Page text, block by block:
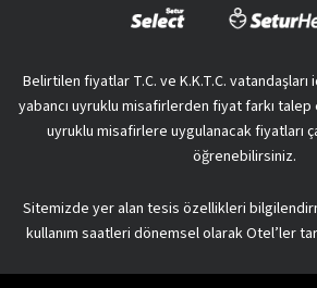
Belirtilen fiyatlar T.C. ve K.K.T.C.
yabancı uyruklu misafirlerden fiyat farkı talep
uyruklu misafirlere uygulanacak fiyatları
öğrenebilirsiniz.
Sitemizde yer alan tesis özellikleri
kullanım saatleri dönemsel olarak Otel’ler